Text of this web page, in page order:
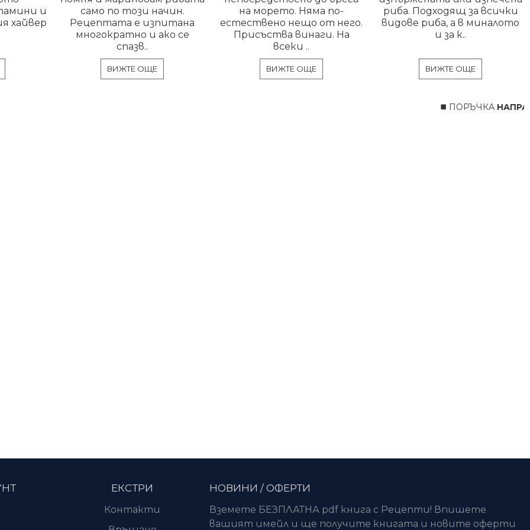
и
хайвер
само по този начин.
Рецептата е изпитана
многократно и ако се
спазв..
ВИЖТЕ ОЩЕ
на морето. Няма по-
естествено нещо от него.
Присъства винаги. На
всеки ..
ВИЖТЕ ОЩЕ
риба. Подходящ за всички
видове риба, а в миналото
и за к..
ВИЖТЕ ОЩЕ
◼️ ПОРЪЧКА
ЕКСТРИ
Контакти
НОВИНИ / ОФЕРТИ
Вземете БЕЗПЛАТНА pdf книга с Рецепти! Впишете
вашият имейл и ще получите книгата и новите оферти